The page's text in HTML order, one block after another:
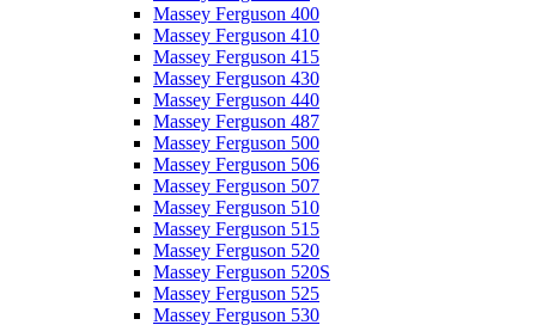
Massey Ferguson 400
Massey Ferguson 410
Massey Ferguson 415
Massey Ferguson 430
Massey Ferguson 440
Massey Ferguson 487
Massey Ferguson 500
Massey Ferguson 506
Massey Ferguson 507
Massey Ferguson 510
Massey Ferguson 515
Massey Ferguson 520
Massey Ferguson 520S
Massey Ferguson 525
Massey Ferguson 530